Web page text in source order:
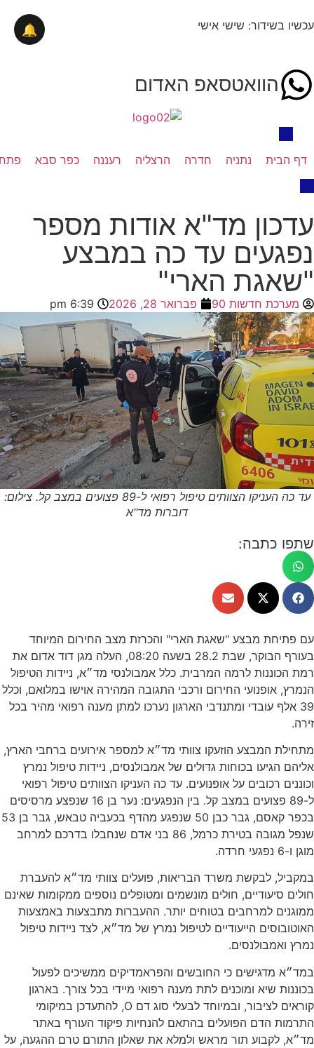
עכשיו בשידור: שישי אישי
הוואטסאפ האדום
דף הבית נתניה חדרה הרצליה רעננה כפר סבא
עדכון מד"א אודות מספר
נפגעים עד כה במבצע
"שאגת הארי"
מערכת חדשות 90 פברואר 28, 2026 6:39 pm
עד כה העניקו הצוותים טיפול רפואי ל-89 פצועים במצב קל. צילום:
דוברות מד"א
שתפו כתבה:
עם פתיחת מבצע "שאגת הארי" והכרזת מצב החירום המיוחד
בעורף הבוקר, שבת 28.2 בשעה 08:20, העלה מגן דוד אדום את
רמת הכוננות לרמה המרבית. כלל אמבולנסי מד״א, ניידות הטיפול
הנמרץ, אופנועי החירום ורכבי התגובה המהירה אוישו במלואם, וכלל
39 אלף עובדי ומתנדבי הארגון נערכו למתן מענה רפואי מהיר בכל
זירה.
מתחילת המבצע הוזעקו צוותי מד״א למספר אירועים ברחבי הארץ,
אליהם הגיעו בכוחות גדולים של אמבולנסים, ניידות טיפול נמרץ
וכוננים רכובים על אופנועים. עד כה העניקו הצוותים טיפול רפואי
ל-89 פצועים במצב קל. בין הנפגעים: נער בן 16 שנפצע מרסיסים
בכפר קאסם, גבר כבן 50 שנפגע מהדף בכעביה טבאש, גבר בן 53
שנפל מגובה בטירת כרמל, 86 בני אדם שנחבלו בדרכם למרחב
מוגן ו-6 נפגעי חרדה.
במקביל, לבקשת משרד הבריאות, פועלים צוותי מד״א להעברת
חולים סיעודיים, חולים מונשמים ומטופלים נוספים ממקומות שאינם
ממוגנים למרחבים בטוחים יותר. ההעברות מתבצעות באמצעות
האוטובוסים הייעודיים לטיפול נמרץ של מד״א, לצד ניידות טיפול
נמרץ ואמבולנסים.
במד״א מדגישים כי החובשים והפראמדיקים ממשיכים לפעול
בכוננות שיא ומוכנים לתת מענה רפואי מיידי בכל צורך. בארגון
קוראים לציבור, ובמיוחד לבעלי סוג דם O, להתעדכן במיקומי
התרמות הדם הפועלים בהתאם להנחיות פיקוד העורף באתר
מד״א, לקבוע תור מראש ולמלא את שאלון התורם טרם ההגעה, על
🔔